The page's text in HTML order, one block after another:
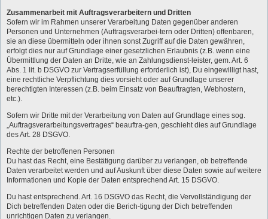
Zusammenarbeit mit Auftragsverarbeitern und Dritten
Sofern wir im Rahmen unserer Verarbeitung Daten gegenüber anderen
Personen und Unternehmen (Auftragsverarbei-tern oder Dritten) offenbaren,
sie an diese übermitteln oder ihnen sonst Zugriff auf die Daten gewähren,
erfolgt dies nur auf Grundlage einer gesetzlichen Erlaubnis (z.B. wenn eine
Übermittlung der Daten an Dritte, wie an Zahlungsdienst-leister, gem. Art. 6
Abs. 1 lit. b DSGVO zur Vertragserfüllung erforderlich ist), Du eingewilligt hast,
eine rechtliche Verpflichtung dies vorsieht oder auf Grundlage unserer
berechtigten Interessen (z.B. beim Einsatz von Beauftragten, Webhostern,
etc.).
Sofern wir Dritte mit der Verarbeitung von Daten auf Grundlage eines sog.
„Auftragsverarbeitungsvertrages“ beauftra-gen, geschieht dies auf Grundlage
des Art. 28 DSGVO.
Rechte der betroffenen Personen
Du hast das Recht, eine Bestätigung darüber zu verlangen, ob betreffende
Daten verarbeitet werden und auf Auskunft über diese Daten sowie auf weitere
Informationen und Kopie der Daten entsprechend Art. 15 DSGVO.
Du hast entsprechend. Art. 16 DSGVO das Recht, die Vervollständigung der
Dich betreffenden Daten oder die Berich-tigung der Dich betreffenden
unrichtigen Daten zu verlangen.